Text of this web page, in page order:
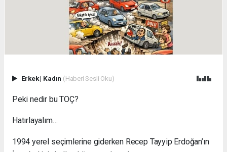
Erkek| Kadın (Haberi Sesli Oku)
Peki nedir bu TOÇ?
Hatırlayalım…
1994 yerel seçimlerine giderken Recep Tayyip Erdoğan’ın